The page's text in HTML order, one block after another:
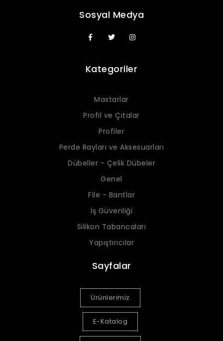
Sosyal Medya
Kategoriler
Mastarlar
Profil ve Çıtalar
Profiler
Perde Rayları ve Aksesuarları
Dübeller - Çelik Dübeler
Genel
File - Bantlar
İş Güvenliği
Silikon Tabancaları
Yapıştırıcılar
Sayfalar
Ürünlerimiz
E-Katalog